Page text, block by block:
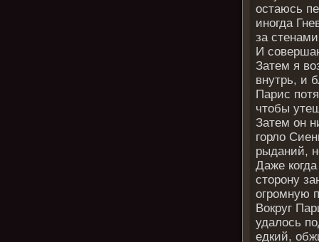
остаюсь
иногда
за
И
Затем я
внутрь, и
Парис
чтобы
Затем он
горло
рыданий,
Даже
сторону
огромную
Вокруг
удалось
едкий,